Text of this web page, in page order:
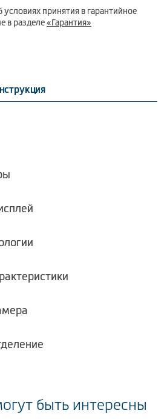
условиях принятия в гарантийное
в разделе«Гарантия»
быть интересны